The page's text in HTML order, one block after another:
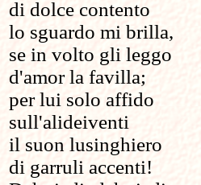
di dolce contento
lo sguardo mi brilla,
se in volto gli leggo
d'amor la favilla;
per lui solo affido
sull'alideiventi
il suon lusinghiero
di garruli accenti!